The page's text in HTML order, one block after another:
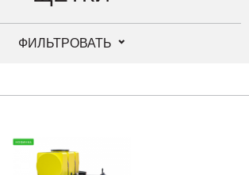
ФИЛЬТРОВАТЬ